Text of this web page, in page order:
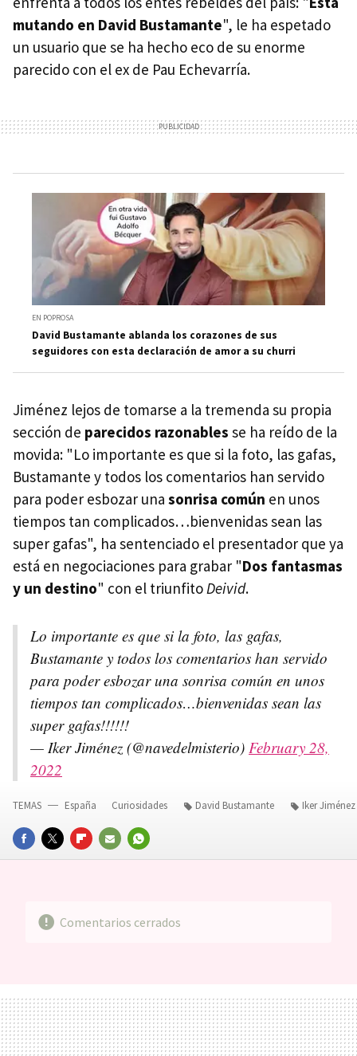
mutando en David Bustamante", le ha espetado
un usuario que se ha hecho eco de su enorme
parecido con el ex de Pau Echevarría.
EN POPROSA
David Bustamante ablanda los corazones de sus
seguidores con esta declaración de amor a su churri
Jiménez lejos de tomarse a la tremenda su propia
sección de parecidos razonables se ha reído de la
movida: "Lo importante es que si la foto, las gafas,
Bustamante y todos los comentarios han servido
para poder esbozar una sonrisa común en unos
tiempos tan complicados…bienvenidas sean las
super gafas", ha sentenciado el presentador que ya
está en negociaciones para grabar "Dos fantasmas
y un destino" con el triunfitoDeivid.
Lo importante es que si la foto, las gafas,
Bustamante y todos los comentarios han servido
para poder esbozar una sonrisa común en unos
tiempos tan complicados…bienvenidas sean las
super gafas!!!!!!
— Iker Jiménez (@navedelmisterio) February 28,
2022
FACEBOOKTWITTERFLIPBOARD
E-
WHATSAPP
TEMAS España Curiosidades David Bustamante Iker Jiménez
Comentarios cerrados